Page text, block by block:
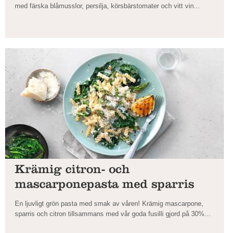
med färska blåmusslor, persilja, körsbärstomater och vitt vin...
Krämig citron- och
mascarponepasta med sparris
En ljuvligt grön pasta med smak av våren! Krämig mascarpone,
sparris och citron tillsammans med vår goda fusilli gjord på 30%...